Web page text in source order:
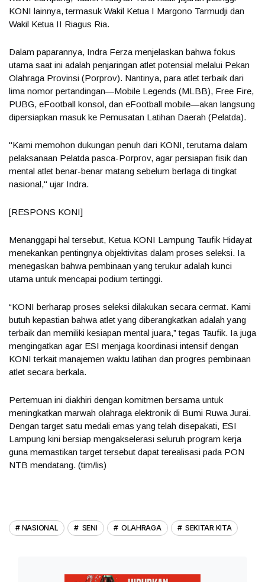
KONI lainnya, termasuk Wakil Ketua I Margono Tarmudji dan
Wakil Ketua II Riagus Ria.
Dalam paparannya, Indra Ferza menjelaskan bahwa fokus
utama saat ini adalah penjaringan atlet potensial melalui Pekan
Olahraga Provinsi (Porprov). Nantinya, para atlet terbaik dari
lima nomor pertandingan—Mobile Legends (MLBB), Free Fire,
PUBG, eFootball konsol, dan eFootball mobile—akan langsung
dipersiapkan masuk ke Pemusatan Latihan Daerah (Pelatda).
"Kami memohon dukungan penuh dari KONI, terutama dalam
pelaksanaan Pelatda pasca-Porprov, agar persiapan fisik dan
mental atlet benar-benar matang sebelum berlaga di tingkat
nasional," ujar Indra.
[RESPONS KONI]
Menanggapi hal tersebut, Ketua KONI Lampung Taufik Hidayat
menekankan pentingnya objektivitas dalam proses seleksi. Ia
menegaskan bahwa pembinaan yang terukur adalah kunci
utama untuk mencapai podium tertinggi.
“KONI berharap proses seleksi dilakukan secara cermat. Kami
butuh kepastian bahwa atlet yang diberangkatkan adalah yang
terbaik dan memiliki kesiapan mental juara,” tegas Taufik. Ia juga
mengingatkan agar ESI menjaga koordinasi intensif dengan
KONI terkait manajemen waktu latihan dan progres pembinaan
atlet secara berkala.
Pertemuan ini diakhiri dengan komitmen bersama untuk
meningkatkan marwah olahraga elektronik di Bumi Ruwa Jurai.
Dengan target satu medali emas yang telah disepakati, ESI
Lampung kini bersiap mengakselerasi seluruh program kerja
guna memastikan target tersebut dapat terealisasi pada PON
NTB mendatang. (tim/lis)
NASIONAL SENI OLAHRAGA SEKITAR KITA